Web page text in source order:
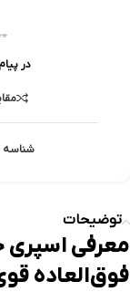
در
توضیحات
معرفی
فوق‌العاده قوی